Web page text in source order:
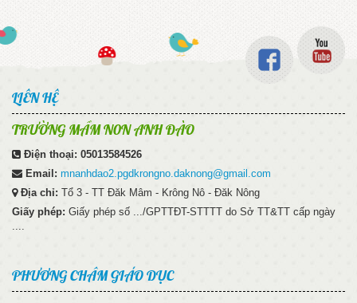
LIÊN HỆ
TRƯỜNG MẦM N0N ANH ĐÀO
Điện thoại: 05013584526
Email: mnanhdao2.pgdkrongno.daknong@gmail.com
Địa chỉ: Tổ 3 - TT Đăk Mâm - Krông Nô - Đăk Nông
Giấy phép: Giấy phép số .../GPTTĐT-STTTT do Sở TT&TT cấp ngày
....
PHƯƠNG CHÂM GIÁO DỤC